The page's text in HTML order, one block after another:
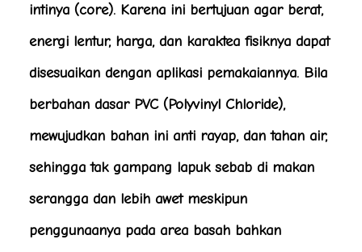
intinya (core). Karena ini bertujuan agar berat,
energi lentur, harga, dan karaktea fisiknya dapat
disesuaikan dengan aplikasi pemakaiannya. Bila
berbahan dasar PVC (Polyvinyl Chloride),
mewujudkan bahan ini anti rayap, dan tahan air,
sehingga tak gampang lapuk sebab di makan
serangga dan lebih awet meskipun
penggunaanya pada area basah bahkan